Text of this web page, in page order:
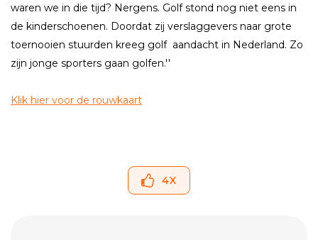
waren we in die tijd? Nergens. Golf stond nog niet eens in
de kinderschoenen. Doordat zij verslaggevers naar grote
toernooien stuurden kreeg golf aandacht in Nederland. Zo
zijn jonge sporters gaan golfen.''
Klik hier voor de rouwkaart
4X